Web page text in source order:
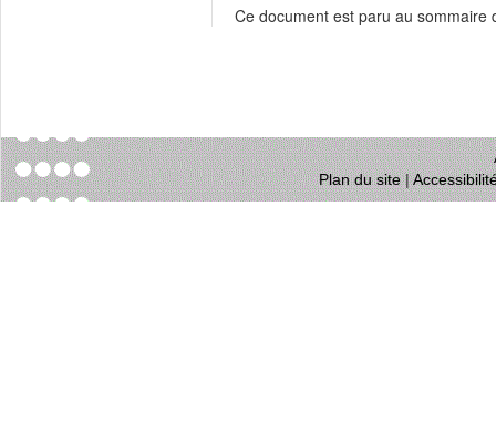
Ce document est paru au sommaire
Plan du site|